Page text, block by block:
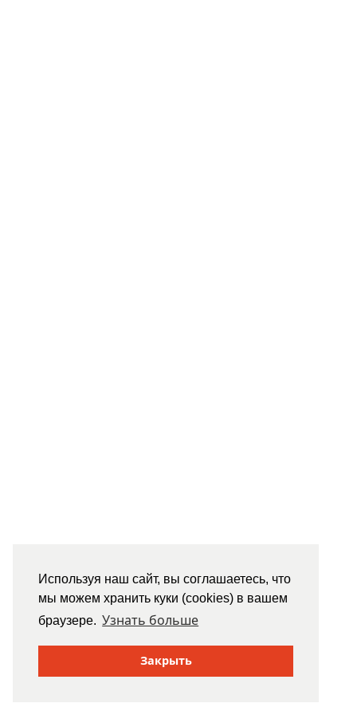
Используя наш сайт, вы соглашаетесь, что
мы можем хранить куки (cookies) в вашем
браузере. Узнать больше
Закрыть